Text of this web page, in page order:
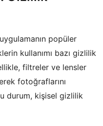
popüler
kullanımı bazı gizlilik
filtreler ve lensler
fotoğraflarını
durum, kişisel gizlilik